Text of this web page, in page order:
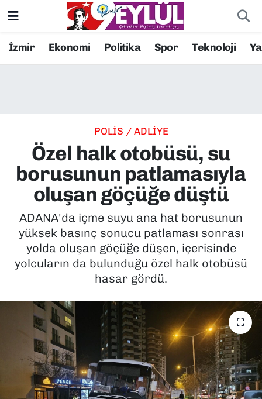
İzmir Ekonomi Politika Spor Teknoloji
POLİS / ADLİYE
Özel halk otobüsü, su
borusunun patlamasıyla
oluşan göçüğe düştü
ADANA'da içme suyu ana hat borusunun
yüksek basınç sonucu patlaması sonrası
yolda oluşan göçüğe düşen, içerisinde
yolcuların da bulunduğu özel halk otobüsü
hasar gördü.
Resmi İlanlar
EKONOMİ
KÜLTÜR SANAT
MAGAZİN
POLİTİKA
SPOR
TEKNOLOJİ
YAŞAM
Konak Nöbetçi Eczaneler
Süper Lig Puan Durumu ve Fikstür
Tüm Manşetler
Son Dakika Haberleri
Haber Arşivi